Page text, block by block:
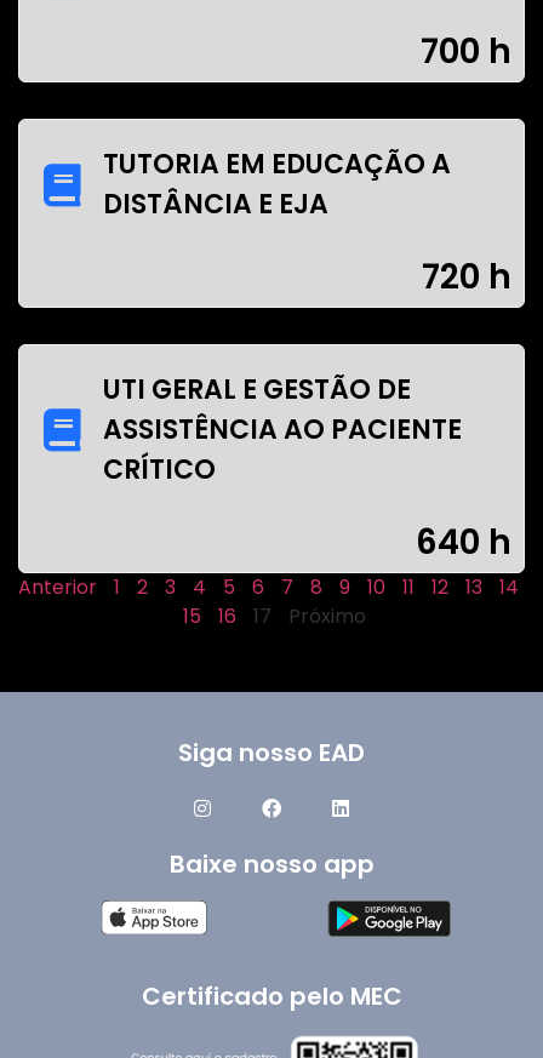
700 h
TUTORIA EM EDUCAÇÃO A
DISTÂNCIA E EJA
720 h
UTI GERAL E GESTÃO DE
ASSISTÊNCIA AO PACIENTE
CRÍTICO
640 h
Anterior 1 2 3 4 5 6 7 8 9 10 11 12 13
14
15
16 17 Próximo
Siga nosso EAD
Baixe nosso app
Certificado pelo MEC